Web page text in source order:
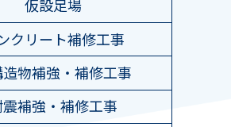
仮設足場
クリート補修工事
物補強・補修工事
補強・補修工事